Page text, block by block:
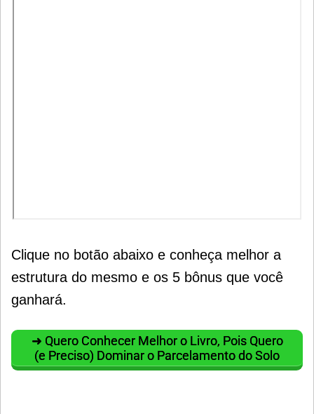
Clique no botão abaixo e conheça melhor a
estrutura do mesmo e os 5 bônus que você
ganhará.
➜ Quero Conhecer Melhor o Livro, Pois Quero
(e Preciso) Dominar o Parcelamento do Solo